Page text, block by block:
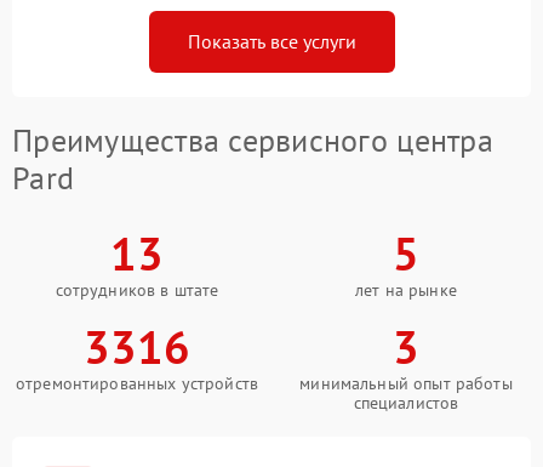
Показать все услуги
Преимущества сервисного центра
Pard
13
сотрудников в штате
5
лет на рынке
3316
отремонтированных устройств
3
минимальный опыт работы
специалистов